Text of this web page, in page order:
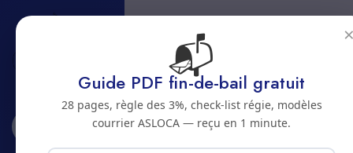
Accueil Abonnements Lens
📬
Guide PDF fin-de-bail gratuit
28 pages, règle des 3%, check-list régie, modèles
courrier ASLOCA — reçu en 1 minute.